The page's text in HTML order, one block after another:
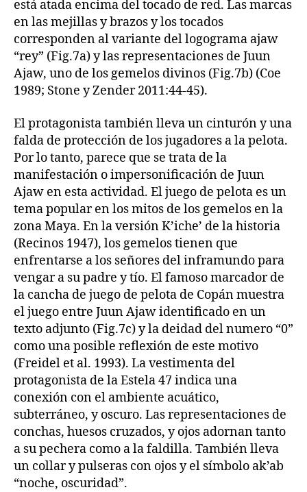
está atada encima del tocado de red. Las marcas
en las mejillas y brazos y los tocados
corresponden al variante del logograma ajaw
“rey” (Fig.7a) y las representaciones de Juun
Ajaw, uno de los gemelos divinos (Fig.7b) (Coe
1989; Stone y Zender 2011:44-45).
El protagonista también lleva un cinturón y una
falda de protección de los jugadores a la pelota.
Por lo tanto, parece que se trata de la
manifestación o impersonificación de Juun
Ajaw en esta actividad. El juego de pelota es un
tema popular en los mitos de los gemelos en la
zona Maya. En la versión K’iche’ de la historia
(Recinos 1947), los gemelos tienen que
enfrentarse a los señores del inframundo para
vengar a su padre y tío. El famoso marcador de
la cancha de juego de pelota de Copán muestra
el juego entre Juun Ajaw identificado en un
texto adjunto (Fig.7c) y la deidad del numero “0”
como una posible reflexión de este motivo
(Freidel et al. 1993). La vestimenta del
protagonista de la Estela 47 indica una
conexión con el ambiente acuático,
subterráneo, y oscuro. Las representaciones de
conchas, huesos cruzados, y ojos adornan tanto
a su pechera como a la faldilla. También lleva
un collar y pulseras con ojos y el símbolo ak’ab
“noche, oscuridad”.